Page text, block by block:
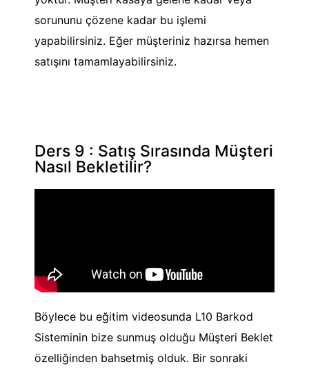
sorununu çözene kadar bu işlemi
yapabilirsiniz. Eğer müşteriniz hazırsa hemen
satışını tamamlayabilirsiniz.
Ders 9 : Satış Sırasında Müşteri
Nasıl Bekletilir?
Böylece bu eğitim videosunda L10 Barkod
Sisteminin bize sunmuş olduğu Müşteri Beklet
özelliğinden bahsetmiş olduk. Bir sonraki